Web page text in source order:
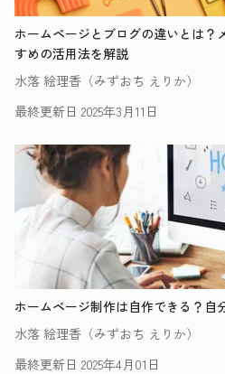
ホームページとブログの違いとは？
すめの活用法を解説
水落 絵理香（みずおち えりか）
最終更新日 2025年3月11日
ホームページ制作は自作できる？自
水落 絵理香（みずおち えりか）
最終更新日 2025年4月01日